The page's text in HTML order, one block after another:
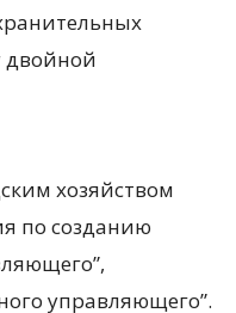
двойной
хозяйством
по созданию
управляющего”.